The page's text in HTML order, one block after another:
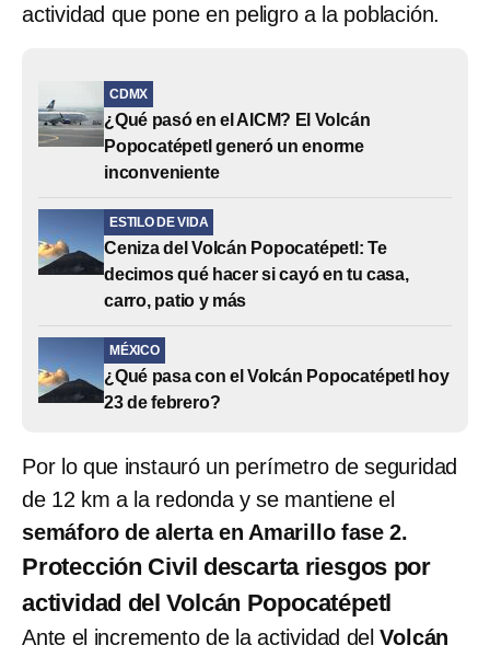
actividad que pone en peligro a la población.
CDMX
¿Qué pasó en el AICM? El Volcán
Popocatépetl generó un enorme
inconveniente
ESTILO DE VIDA
Ceniza del Volcán Popocatépetl: Te
decimos qué hacer si cayó en tu casa,
carro, patio y más
MÉXICO
¿Qué pasa con el Volcán Popocatépetl hoy
23 de febrero?
Por lo que instauró un perímetro de seguridad
de 12 km a la redonda y se mantiene el
semáforo de alerta en Amarillo fase 2.
Protección Civil descarta riesgos por
actividad del Volcán Popocatépetl
Ante el incremento de la actividad del Volcán